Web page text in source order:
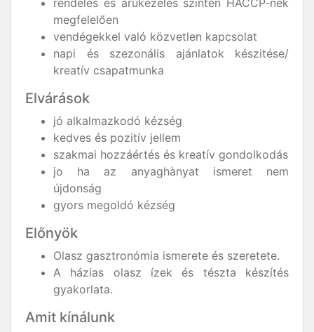
rendelés és àrukezelés szintén HACCP-nek
megfelelően
vendégekkel való közvetlen kapcsolat
napi és szezonális ajánlatok készitése/
kreatív csapatmunka
Elvárások
jó alkalmazkodó kézség
kedves és pozitív jellem
szakmai hozzáértés és kreatív gondolkodás
jo ha az anyaghànyat ismeret nem
újdonság
gyors megoldó kézség
Előnyök
Olasz gasztronómia ismerete és szeretete.
A házias olasz ízek és tészta készítés
gyakorlata.
Amit kínálunk